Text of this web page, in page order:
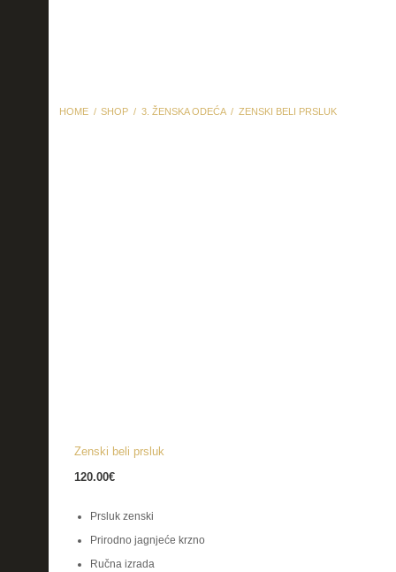
HOME SHOP 3. ŽENSKA ODEĆA ZENSKI BELI PRSLUK
Zenski beli prsluk
120.00€
Prsluk zenski
Prirodno jagnjeće krzno
Ručna izrada